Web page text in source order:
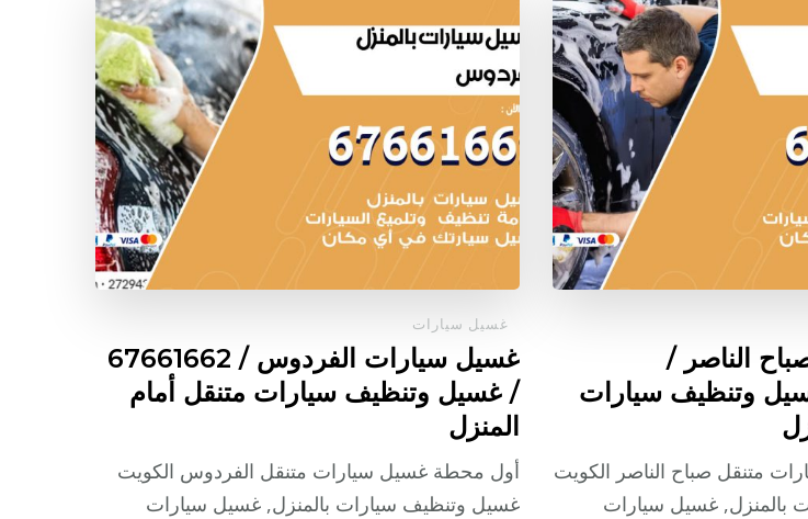
الناصر /
/ غسيل وتنظيف سيارات
متنقل صباح الناصر الكويت
بالمنزل, غسيل سيارات
غسيل سيارات
غسيل سيارات الفردوس / 67661662
/ غسيل وتنظيف سيارات متنقل أمام
المنزل
أول محطة غسيل سيارات متنقل الفردوس الكويت
غسيل وتنظيف سيارات بالمنزل, غسيل سيارات